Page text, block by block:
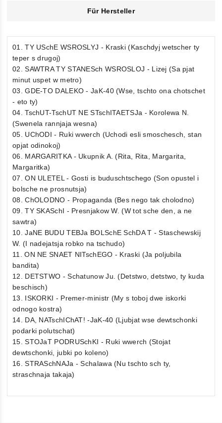
Für Hersteller
01. TY USchE WSROSLYJ - Kraski (Kaschdyj wetscher ty
teper s drugoj)
02. SAWTRA TY STANESch WSROSLOJ - Lizej (Sa pjat
minut uspet w metro)
03. GDE-TO DALEKO - JaK-40 (Wse, tschto ona chotschet
- eto ty)
04. TschUT-TschUT NE STschITAETSJa - Korolewa N.
(Swenela rannjaja wesna)
05. UChODI - Ruki wwerch (Uchodi esli smoschesch, stan
opjat odinokoj)
06. MARGARITKA - Ukupnik A. (Rita, Rita, Margarita,
Margaritka)
07. ON ULETEL - Gosti is buduschtschego (Son opustel i
bolsche ne prosnutsja)
08. ChOLODNO - Propaganda (Bes nego tak cholodno)
09. TY SKASchI - Presnjakow W. (W tot sche den, a ne
sawtra)
10. JaNE BUDU TEBJa BOLSchE SchDA T - Staschewskij
W. (I nadejatsja robko na tschudo)
11. ON NE SNAET NITschEGO - Kraski (Ja poljubila
bandita)
12. DETSTWO - Schatunow Ju. (Detstwo, detstwo, ty kuda
beschisch)
13. ISKORKI - Premer-ministr (My s toboj dwe iskorki
odnogo kostra)
14. DA, NATschIChAT! -JaK-40 (Ljubjat wse dewtschonki
podarki polutschat)
15. STOJaT PODRUSchKI - Ruki wwerch (Stojat
dewtschonki, jubki po koleno)
16. STRASchNAJa - Schalawa (Nu tschto sch ty,
straschnaja takaja)